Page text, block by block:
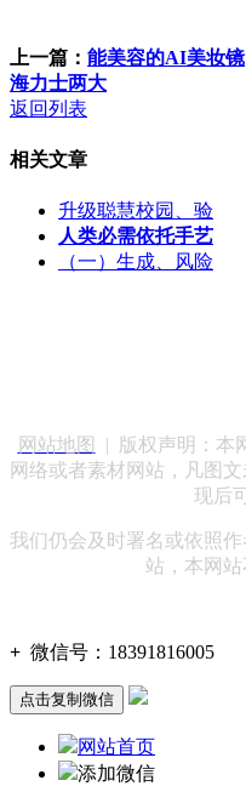
上一篇： 能美容的AI美妆镜
海力士两大
返回列表
相关文章
升级聪慧校园、验
人类必需依托手艺
（一）生成、风险
网站地图
| 版权声明：本
网络或者素材网站，凡图
现后
我们仍会及时署名或依照
站，本网站
+ 微信号： 18391816005
点击复制微信
网站首页
添加微信